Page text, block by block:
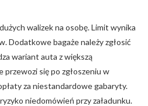
walizek na osobę. Limit wynika
Dodatkowe bagaże należy zgłosić
wariant auta z większą
przewozi się po zgłoszeniu w
za niestandardowe gabaryty.
niedomówień przy załadunku.